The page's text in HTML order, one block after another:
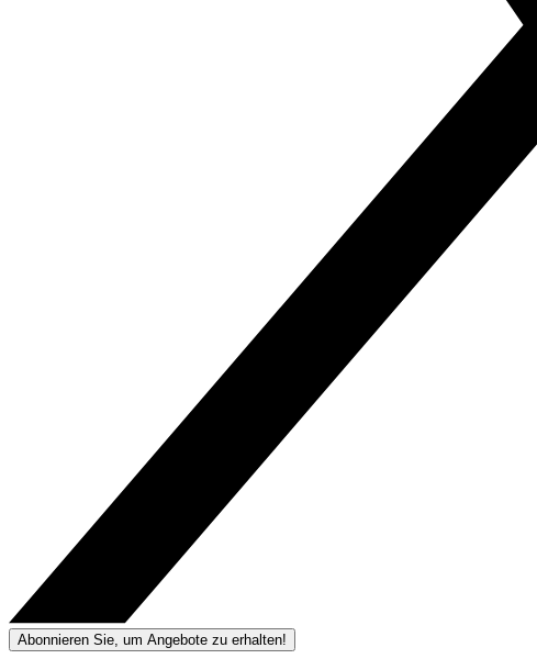
Abonnieren Sie, um Angebote zu erhalten!